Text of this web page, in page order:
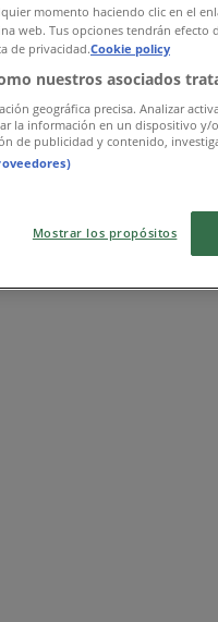
momento haciendo clic en el
web. Tus opciones tendrán efecto
de privacidad.Cookie policy
nuestros asociados
geográfica precisa. Analizar
la información en un dispositivo y/
de publicidad y contenido,
Mostrar los propósitos